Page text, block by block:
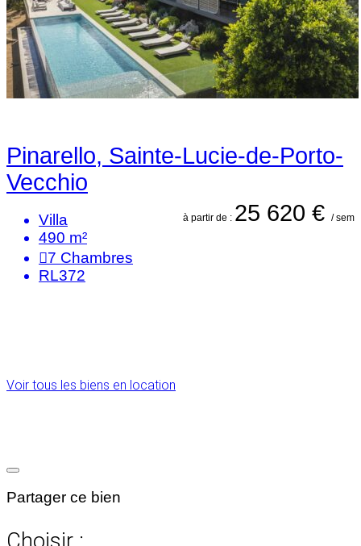
Pinarello, Sainte-Lucie-de-Porto-
Vecchio
à partir de : 25 620 € / sem
Villa
490 m²
7 Chambres
RL372
Voir tous les biens en location
Partager ce bien